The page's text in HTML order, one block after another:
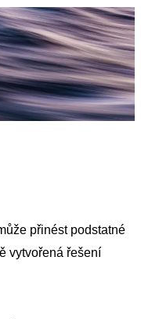
přinést podstatné
vytvořená řešení